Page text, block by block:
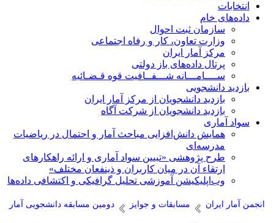
انتخابات
داده‌های خام
سازمان ثبت احوال
وزارت تعاون، کار و رفاه اجتماعی
مرکز آمار ایران
پرتال داده‌های باز دولتی
ســــامـــانه شـــفــافیت قوه قـضـائیه
بازدید دانشجویی
بازدید دانشجویان از مرکز آمار ایران
بازدید دانشجویان از شرکت آگاه
سواد آماری
همایش دانش‌افزایی مباحث آمار و احتمال در ریاضیات
مدرسه‌ای
طرح پژوهشی «تبیین سواد آماری و ارائه راهکارهای
ارتقاء آن در میان کاربران و ذینفعان مختلف»
وب‌اپلیکیشن آموزشی تحلیل گرافیکی و اکتشافی داده‌ها
انجمن آمار ایران مسابقات و جوایز دومین مسابقه دانشجویی آمار